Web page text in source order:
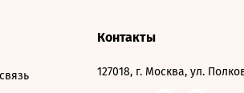
Контакты
127018, г. Москва, ул.